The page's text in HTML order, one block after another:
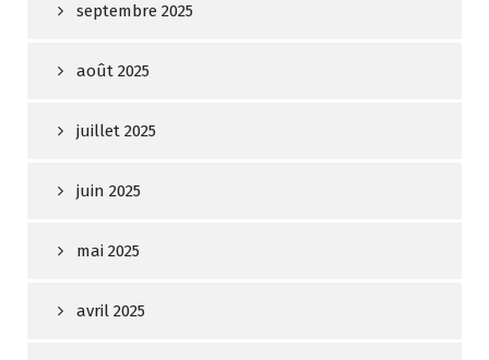
septembre 2025
août 2025
juillet 2025
juin 2025
mai 2025
avril 2025